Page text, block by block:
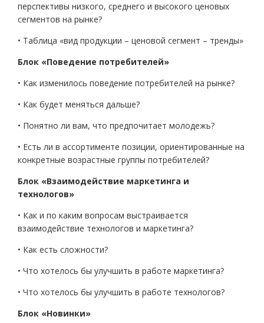
перспективы низкого, среднего и высокого ценовых
сегментов на рынке?
• Таблица «вид продукции – ценовой сегмент – тренды»
Блок «Поведение потребителей»
• Как изменилось поведение потребителей на рынке?
• Как будет меняться дальше?
• Понятно ли вам, что предпочитает молодежь?
• Есть ли в ассортименте позиции, ориентированные на
конкретные возрастные группы потребителей?
Блок «Взаимодействие маркетинга и
технологов»
• Как и по каким вопросам выстраивается
взаимодействие технологов и маркетинга?
• Как есть сложности?
• Что хотелось бы улучшить в работе маркетинга?
• Что хотелось бы улучшить в работе технологов?
Блок «Новинки»